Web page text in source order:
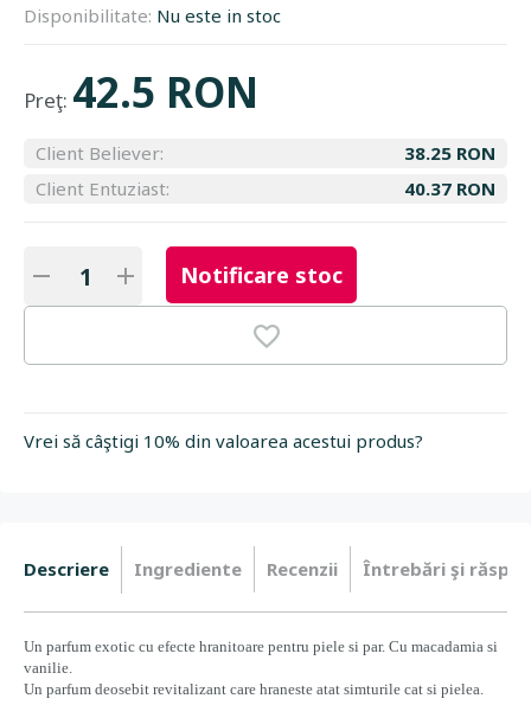
Disponibilitate: Nu este in stoc
Preţ: 42.5 RON
Client Believer:
38.25 RON
Client Entuziast:
40.37 RON
Notificare stoc
Vrei să câştigi 10% din valoarea acestui produs?
Descriere Ingrediente Recenzii Întrebări şi
Un parfum exotic cu efecte hranitoare pentru piele si par. Cu macadamia si
vanilie.
Un parfum deosebit revitalizant care hraneste atat simturile cat si pielea.